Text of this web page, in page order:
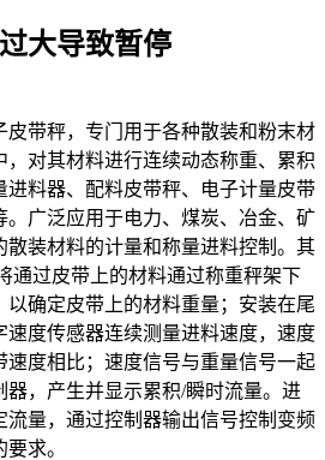
大导致暂停
皮带秤，专门用于各种散装和粉末材
对其材料进行连续动态称重、累积
进料器、配料皮带秤、电子计量皮带
。广泛应用于电力、煤炭、冶金、矿
散装材料的计量和称量进料控制。其
通过皮带上的材料通过称重秤架下
以确定皮带上的材料重量；安装在尾
速度传感器连续测量进料速度，速度
速度相比；速度信号与重量信号一起
器，产生并显示累积/瞬时流量。进
量，通过控制器输出信号控制变频
求。